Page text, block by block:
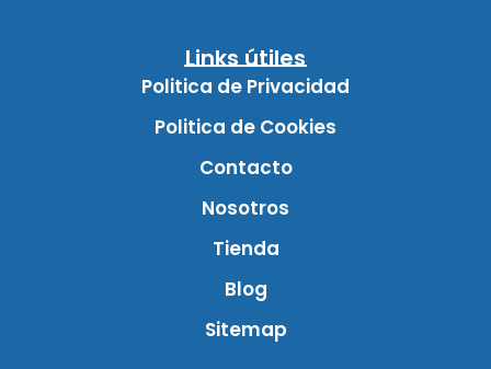
Links útiles
Politica de Privacidad
Politica de Cookies
Contacto
Nosotros
Tienda
Blog
Sitemap